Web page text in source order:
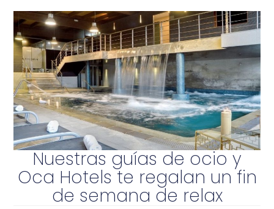
Nuestras guías de ocio y
Oca Hotels te regalan un fin
de semana de relax